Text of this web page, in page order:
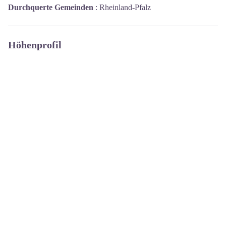
Durchquerte Gemeinden : Rheinland-Pfalz
Höhenprofil